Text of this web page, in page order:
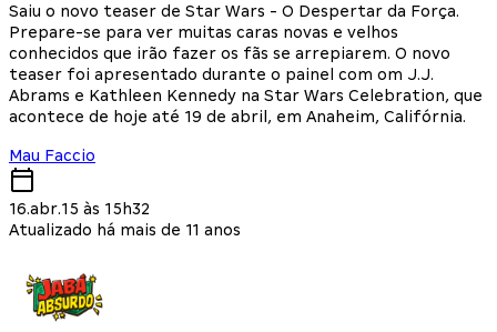
Saiu o novo teaser de Star Wars - O Despertar da Força.
Prepare-se para ver muitas caras novas e velhos
conhecidos que irão fazer os fãs se arrepiarem. O novo
teaser foi apresentado durante o painel com om J.J.
Abrams e Kathleen Kennedy na Star Wars Celebration, que
acontece de hoje até 19 de abril, em Anaheim, Califórnia.
Mau Faccio
16.abr.15 às 15h32
Atualizado há mais de 11 anos